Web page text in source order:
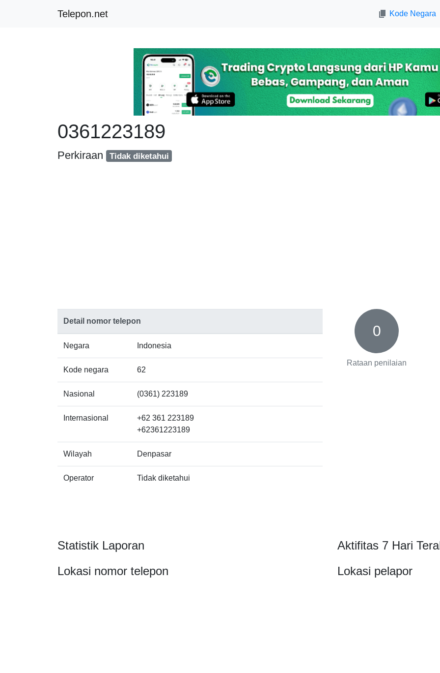
Telepon.net Kode Negara
0361223189
Perkiraan Tidak diketahui
Detail nomor telepon
Negara Indonesia
Kode negara 62
Nasional (0361) 223189
Internasional
+62 361 223189
+62361223189
Wilayah Denpasar
Operator Tidak diketahui
0
Rataan penilaian
Statistik Laporan
Aktifitas 7 Hari
Lokasi nomor telepon
Lokasi pelapor